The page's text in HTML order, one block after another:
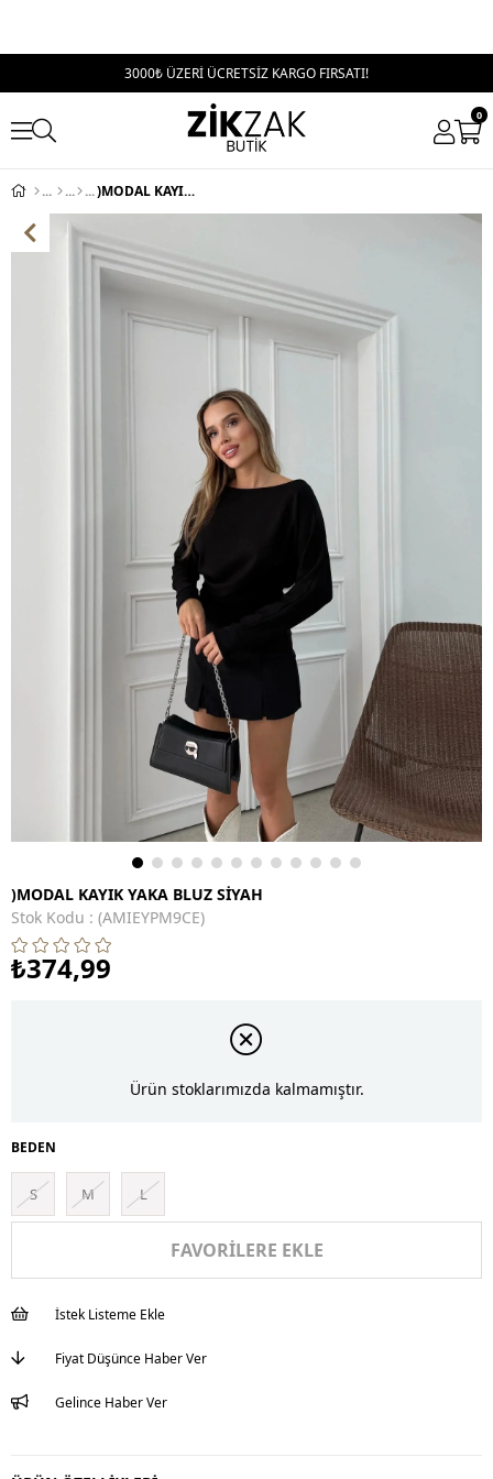
3000₺ ÜZERİ ÜCRETSİZ KARGO FIRSATI!
0
)MODAL KAYIK YAKA BLUZ SİYAH
)MODAL KAYIK YAKA BLUZ SİYAH
Stok Kodu
(AMIEYPM9CE)
₺374,99
Ürün stoklarımızda kalmamıştır.
BEDEN
S M L
FAVORILERE EKLE
İstek Listeme Ekle
Fiyat Düşünce Haber Ver
Gelince Haber Ver